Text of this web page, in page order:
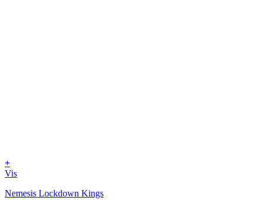
+
Vis
Nemesis Lockdown Kings